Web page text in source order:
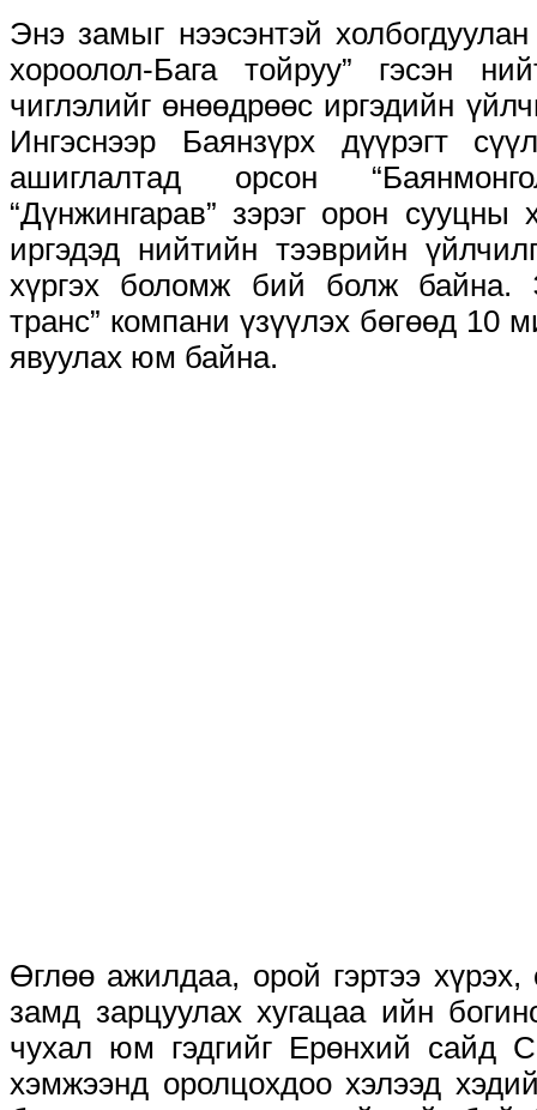
Энэ замыг нээсэнтэй
хороолол-Бага тойруу” гэсэн
чиглэлийг өнөөдрөөс иргэдийн
Ингэснээр Баянзүрх дүүрэгт
ашиглалтад орсон
“Дүнжингарав” зэрэг орон
иргэдэд нийтийн тээврийн
хүргэх боломж бий болж байна.
транс” компани үзүүлэх бөгөөд 10
явуулах юм байна.
Өглөө ажилдаа, орой гэртээ
замд зарцуулах хугацаа ийн
чухал юм гэдгийг Ерөнхий сайд
хэмжээнд оролцохдоо хэлээд